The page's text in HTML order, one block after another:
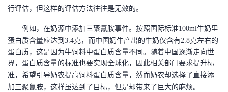
行评估，但这样的评估方法往往是无效的。
例如，在奶源中添加三聚氰胺事件。按照国际标准100ml牛奶里
蛋白质含量应达到3.4克，而中国奶牛产出的牛奶仅含有2.8克左右的
蛋白质，这是因为牛饲料中蛋白质含量不同。随着中国逐渐走向世
界，蛋白质含量的标准也要实现全球化，因此相关部门 要求提升标
准，希望引导奶农提高饲料蛋白质含量，然而奶农却选择了直接添
加三聚氰胺， 这样虽达到了目标，但是却带来了巨大的麻烦。